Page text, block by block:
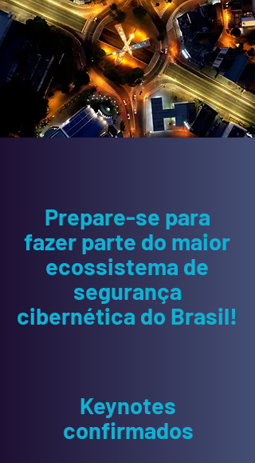
Prepare-se para
fazer parte do maior
ecossistema de
segurança
cibernética do Brasil!
Keynotes
confirmados